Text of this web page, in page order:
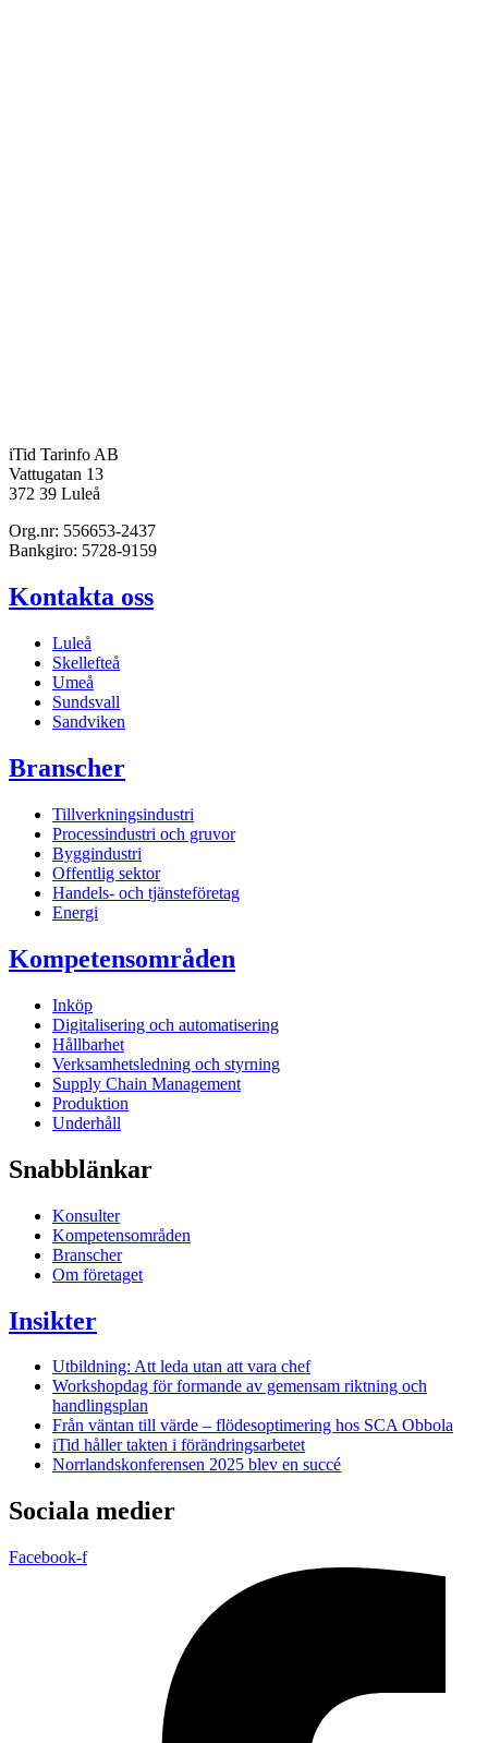
iTid Tarinfo AB
Vattugatan 13
372 39 Luleå
Org.nr: 556653-2437
Bankgiro: 5728-9159
Kontakta oss
Luleå
Skellefteå
Umeå
Sundsvall
Sandviken
Branscher
Tillverkningsindustri
Processindustri och gruvor
Byggindustri
Offentlig sektor
Handels- och tjänsteföretag
Energi
Kompetensområden
Inköp
Digitalisering och automatisering
Hållbarhet
Verksamhetsledning och styrning
Supply Chain Management
Produktion
Underhåll
Snabblänkar
Konsulter
Kompetensområden
Branscher
Om företaget
Insikter
Utbildning: Att leda utan att vara chef
Workshopdag för formande av gemensam riktning och
handlingsplan
Från väntan till värde – flödesoptimering hos SCA Obbola
iTid håller takten i förändringsarbetet
Norrlandskonferensen 2025 blev en succé
Sociala medier
Facebook-f